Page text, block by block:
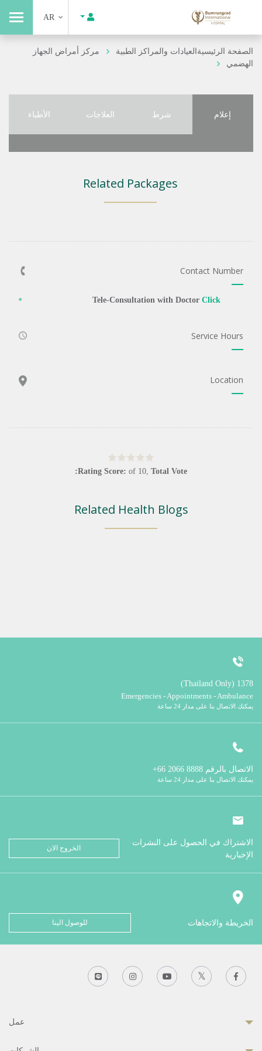
AR
الصفحة الرئيسيةالعيادات والمراكز الطبية
مركز أمراض الجهاز
الهضمي
إعلام شرط العلاجات الأطباء
Related Packages
Contact Number
Tele-Consultation with Doctor Click
Service Hours
Location
Rating Score: of 10, Total Vote:
Related Health Blogs
1378 (Thailand Only)
Emergencies - Appointments - Ambulance
يمكنك الاتصال بنا على مدار 24 ساعة
الاتصال بالرقم
يمكنك الاتصال بنا على مدار 24 ساعة
الاشتراك في الحصول على النشرات
الإخبارية
الخروج الان
الخريطة والاتجاهات للوصول الينا
عمل